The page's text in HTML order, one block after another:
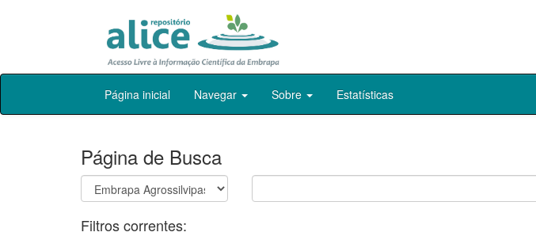
Skip
Página inicial Navegar Sobre Estatísticas
Página de Busca
Filtros correntes: